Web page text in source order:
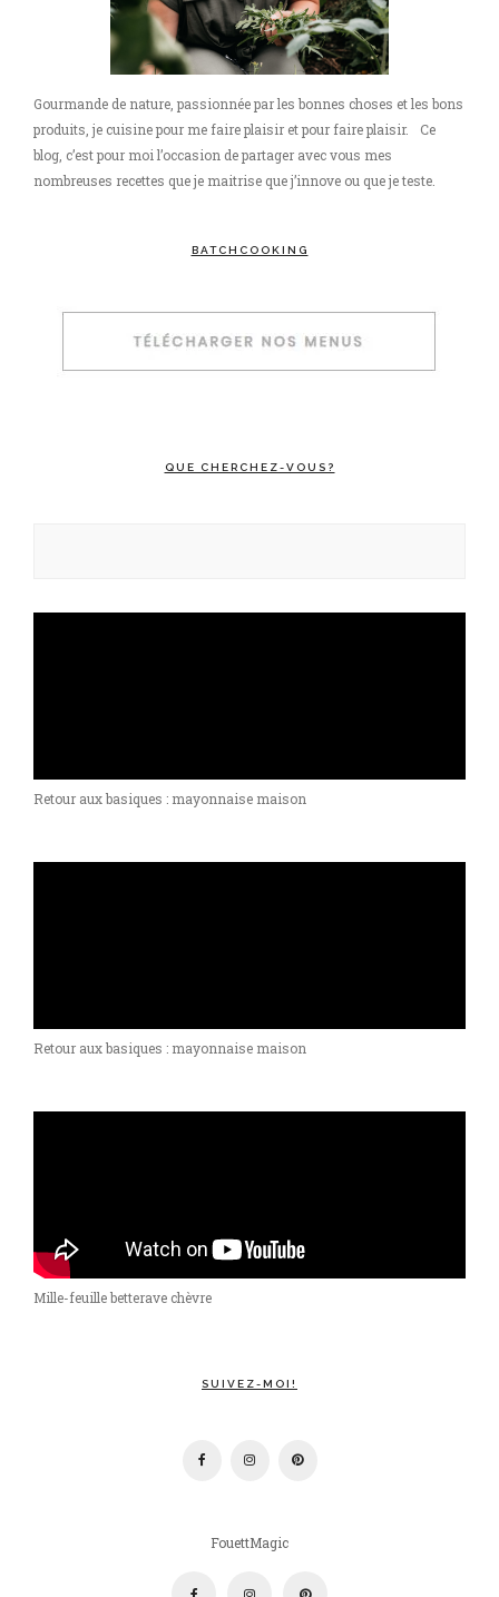
Gourmande de nature, passionnée par les bonnes choses et les bons
produits, je cuisine pour me faire plaisir et pour faire plaisir. Ce
blog, c’est pour moi l’occasion de partager avec vous mes
nombreuses recettes que je maitrise que j’innove ou que je teste.
BATCHCOOKING
QUE CHERCHEZ-VOUS?
Retour aux basiques : mayonnaise maison
Retour aux basiques : mayonnaise maison
Mille-feuille betterave chèvre
SUIVEZ-MOI!
FouettMagic